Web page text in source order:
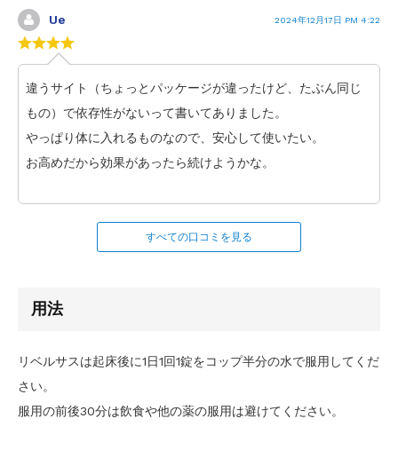
Ue 2024年12月17日 PM 4:22
違うサイト（ちょっとパッケージが違ったけど、たぶん同じ
もの）で依存性がないって書いてありました。
やっぱり体に入れるものなので、安心して使いたい。
お高めだから効果があったら続けようかな。
すべての口コミを見る
用法
リベルサスは起床後に1日1回1錠をコップ半分の水で服用してくだ
さい。
服用の前後30分は飲食や他の薬の服用は避けてください。